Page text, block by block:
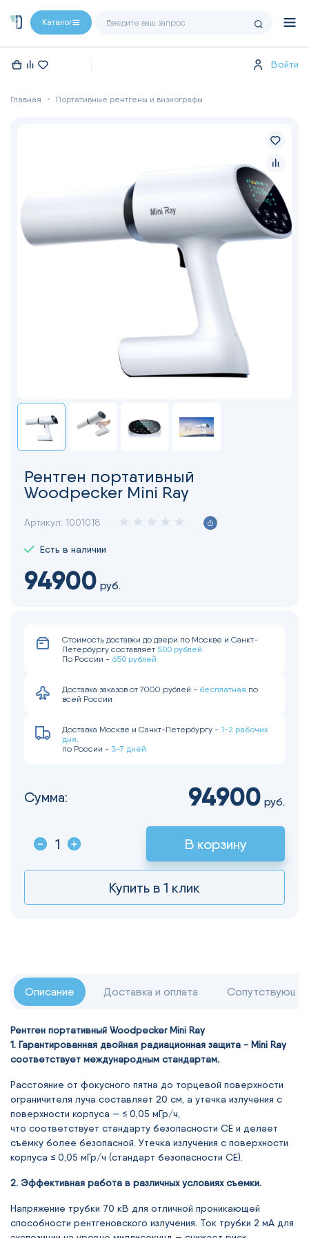
Каталог
Войти
Главная Портативные рентгены и визиографы
Рентген портативный
Woodpecker Mini Ray
Артикул: 1001018
94900 руб.
Есть в наличии
Сумма: 94900 руб.
В корзину
Купить в 1 клик
Стоимость доставки до двери по Москве и Санкт-
Петербургу составляет 500 рублей
По России - 650 рублей
Доставка заказов от 7000 рублей - бесплатная по
всей России
Доставка Москве и Санкт-Петербургу - 1-2 рабочих
дня,
по России - 3-7 дней
Описание Доставка и оплата
Рентген портативный Woodpecker Mini Ray
1. Гарантированная двойная радиационная защита - Mini Ray
соответствует международным стандартам.
Расстояние от фокусного пятна до торцевой поверхности
ограничителя луча составляет 20 см, а утечка излучения с
поверхности корпуса — ≤ 0,05 мГр/ч,
что соответствует стандарту безопасности CE и делает
съёмку более безопасной. Утечка излучения с поверхности
корпуса ≤ 0,05 мГр/ч (стандарт безопасности CE).
2. Эффективная работа в различных условиях съемки.
Напряжение трубки 70 кВ для отличной проникающей
способности рентгеновского излучения. Ток трубки 2 мА для